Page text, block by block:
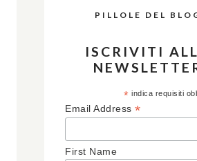
PILLOLE DEL
ISCRIVITI
* indica requisiti
Email Address *
First Name